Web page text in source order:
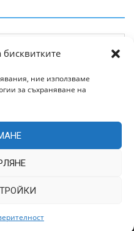
ние използваме
за съхраняване на
на източника.